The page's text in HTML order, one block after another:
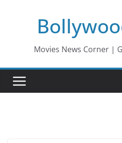
Movies News Corner |